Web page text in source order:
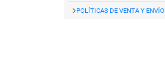
POLÍTICAS DE VENTA Y ENVÍO